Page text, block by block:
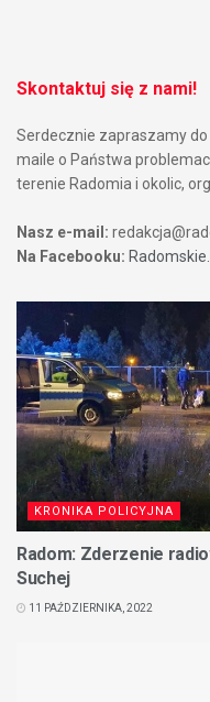
Skontaktuj się z nami!
Serdecznie zapraszamy
maile o Państwa
terenie Radomia i okolic,
Nasz e-mail:
Na Facebooku:
KRONIKA POLICYJNA
Radom: Zderzenie
Suchej
11 PAŹDZIERNIKA, 2022